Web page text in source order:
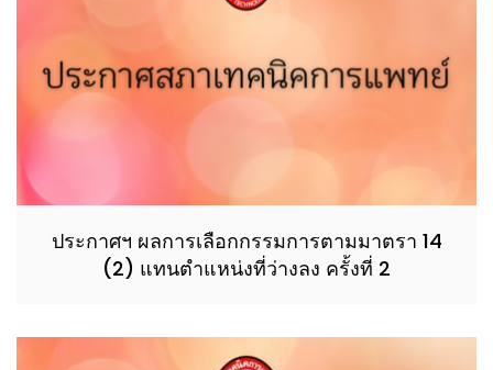
ประกาศฯ ผลการเลือกกรรมการตามมาตรา 14
(2) แทนตำแหน่งที่ว่างลง ครั้งที่ 2